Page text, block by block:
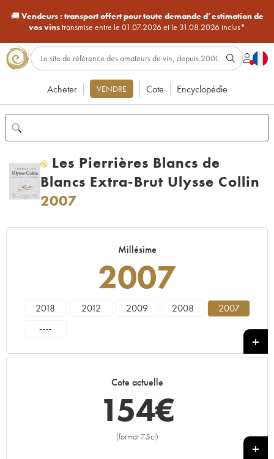
🚚Vendeurs : transport offert pour toute demande d’estimation de
vos vinstransmise entre le 01.07.2026 et le 31.08.2026 inclus*
Acheter VENDRE Cote Encyclopédie
H
Les Pierrières Blancs de
Blancs Extra-Brut Ulysse Collin
2007
Millésime
2007
2018 2012 2009 2008
2007
----
Cote actuelle
154€
(format 75cl)
+